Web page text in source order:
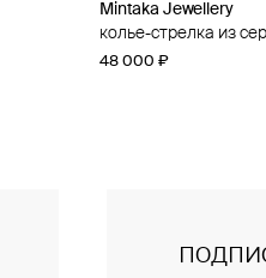
Mintaka Jewellery
колье-стрелка из
48 000 ₽
Mintaka Jewellery
колье из серебра
28 000 ₽